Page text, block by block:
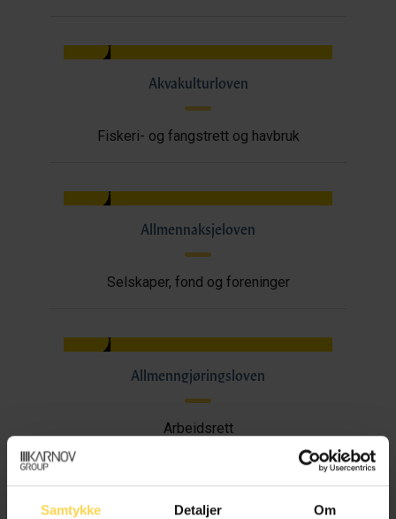
Samtykke Detaljer Om
Akvakulturloven
Fiskeri- og fangstrett og havbruk
Allmennaksjeloven
Selskaper, fond og foreninger
Allmenngjøringsloven
Arbeidsrett